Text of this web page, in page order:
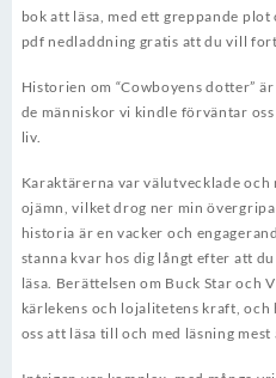
bok att läsa, med ett greppande
pdf nedladdning gratis att du vill
Historien om “Cowboyens dotter”
de människor vi kindle förväntar
liv.
Karaktärerna var välutvecklade
ojämn, vilket drog ner min
historia är en vacker och
stanna kvar hos dig långt efter att
läsa. Berättelsen om Buck Star och
kärlekens och lojalitetens kraft,
oss att läsa till och med läsning